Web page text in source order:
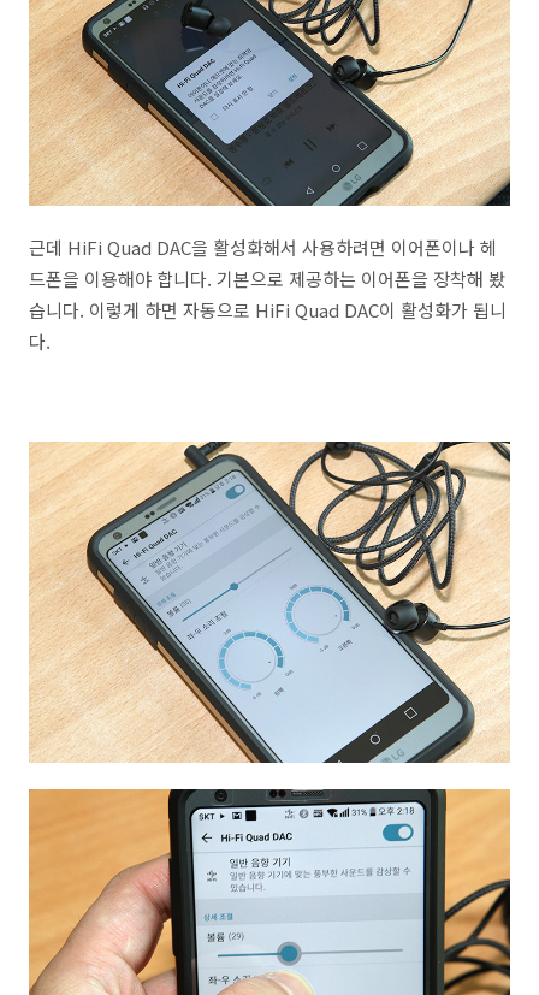
근데 HiFi Quad DAC을 활성화해서 사용하려면 이어폰이나 헤
드폰을 이용해야 합니다. 기본으로 제공하는 이어폰을 장착해 봤
습니다. 이렇게 하면 자동으로 HiFi Quad DAC이 활성화가 됩니
다.